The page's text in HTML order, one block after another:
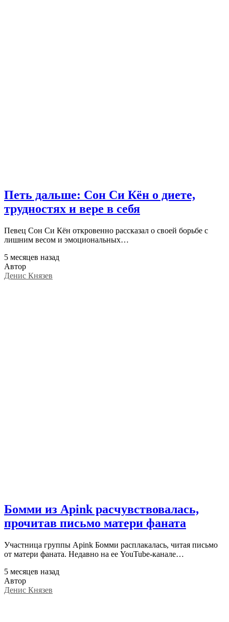
Петь дальше: Сон Си Кён о диете,
трудностях и вере в себя
Певец Сон Си Кён откровенно рассказал о своей борьбе с
лишним весом и эмоциональных…
5 месяцев назад
Автор
Денис Князев
Бомми из Apink расчувствовалась,
прочитав письмо матери фаната
Участница группы Apink Бомми расплакалась, читая письмо
от матери фаната. Недавно на ее YouTube-канале…
5 месяцев назад
Автор
Денис Князев